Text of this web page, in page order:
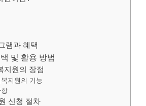
램과 혜택
및 활용 방법
지원의 장점
지원의 기능
신청 절차